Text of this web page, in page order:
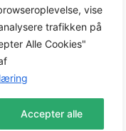
vise
trafikken på
Alle Cookies"
Accepter alle
min3)
min3)